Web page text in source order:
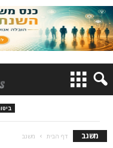
משגב דף הבית משגב